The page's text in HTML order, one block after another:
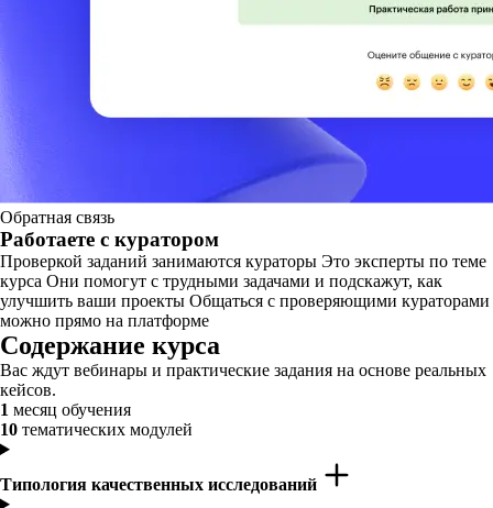
Обратная связь
Работаете с куратором
Проверкой заданий занимаются кураторы Это эксперты по теме
курса Они помогут с трудными задачами и подскажут, как
улучшить ваши проекты Общаться с проверяющими кураторами
можно прямо на платформе
Содержание курса
Вас ждут вебинары и практические задания на основе реальных
кейсов.
1 месяц обучения
10 тематических модулей
Типология качественных исследований